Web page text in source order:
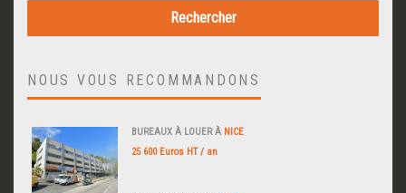
NOUS VOUS RECOMMANDONS
BUREAUX À LOUER À NICE
25 600 Euros HT / an